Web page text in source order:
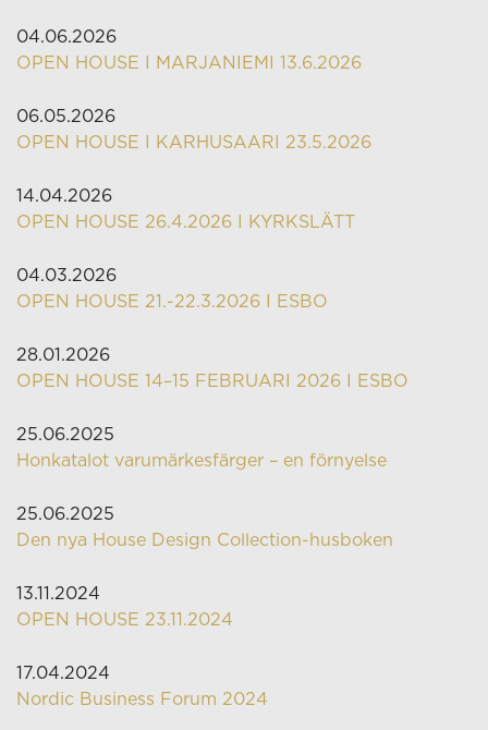
04.06.2026
OPEN HOUSE I MARJANIEMI 13.6.2026
06.05.2026
OPEN HOUSE I KARHUSAARI 23.5.2026
14.04.2026
OPEN HOUSE 26.4.2026 I KYRKSLÄTT
04.03.2026
OPEN HOUSE 21.-22.3.2026 I ESBO
28.01.2026
OPEN HOUSE 14–15 FEBRUARI 2026 I ESBO
25.06.2025
Honkatalot varumärkesfärger – en förnyelse
25.06.2025
Den nya House Design Collection-husboken
13.11.2024
OPEN HOUSE 23.11.2024
17.04.2024
Nordic Business Forum 2024